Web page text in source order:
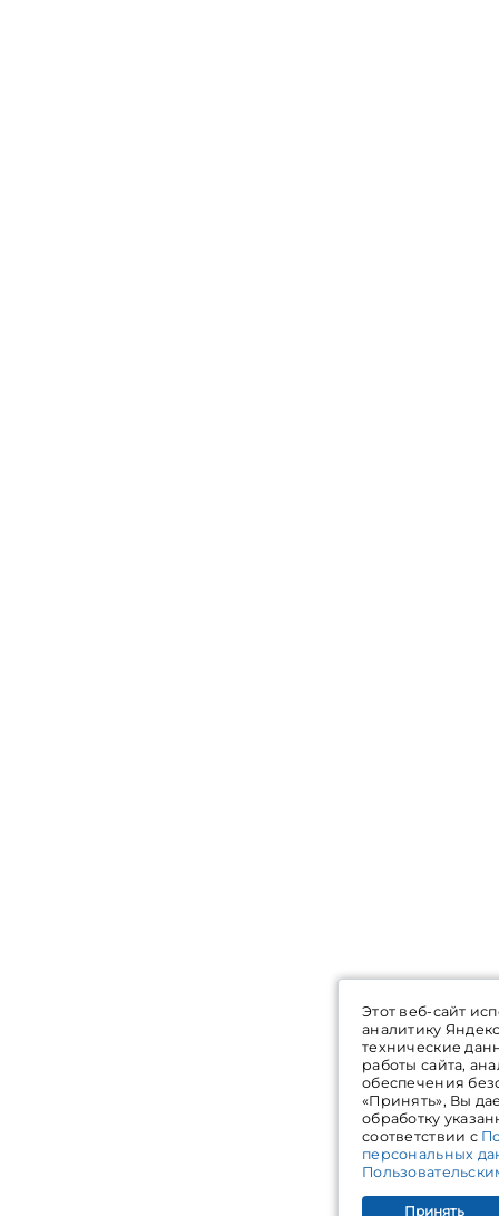
Этот веб-сайт
аналитику
технические
работы сайта,
обеспечения
«Принять», Вы
обработку
соответствии с
персональных
Принять